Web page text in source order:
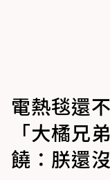
電熱毯還
「大橘兄
饒：朕還